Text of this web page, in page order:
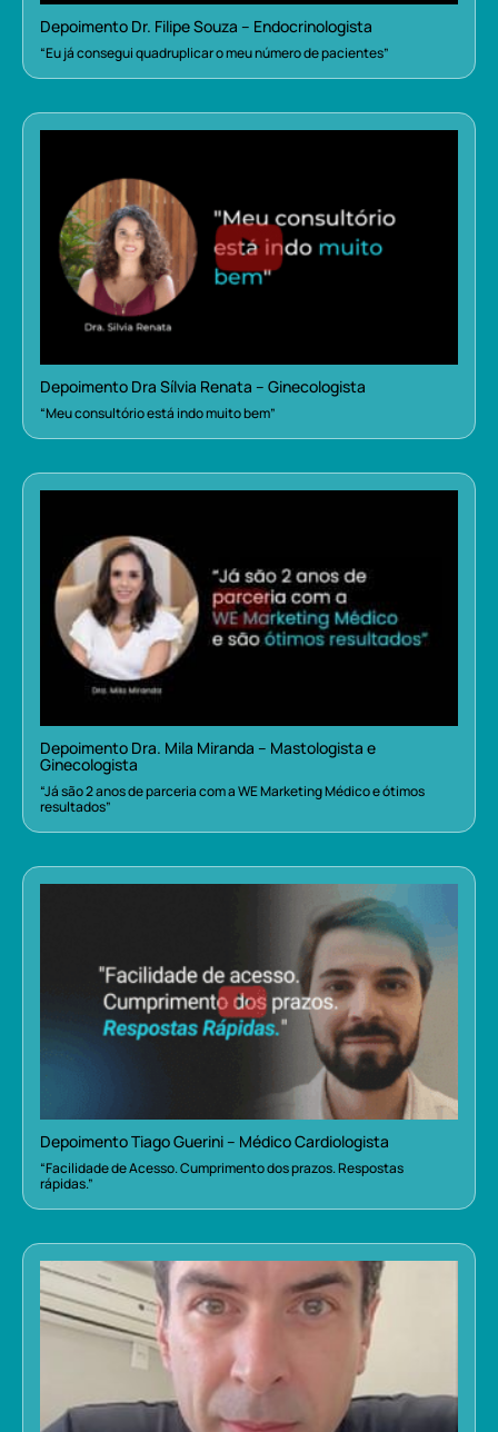
Depoimento Dr. Filipe Souza – Endocrinologista
“Eu já consegui quadruplicar o meu número de pacientes”
Depoimento Dra Sílvia Renata – Ginecologista
“Meu consultório está indo muito bem”
Depoimento Dra. Mila Miranda – Mastologista e
Ginecologista
“Já são 2 anos de parceria com a WE Marketing Médico e ótimos
resultados”
Depoimento Tiago Guerini – Médico Cardiologista
“Facilidade de Acesso. Cumprimento dos prazos. Respostas
rápidas.”